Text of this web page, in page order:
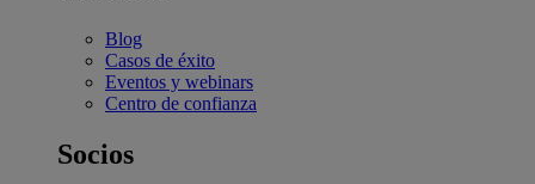
Blog
Casos de éxito
Eventos y webinars
Centro de confianza
Socios